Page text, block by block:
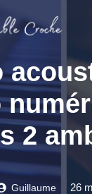
2
Guillaume 26